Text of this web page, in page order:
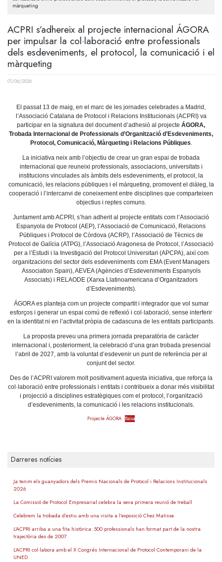
màrqueting
ACPRI s’adhereix al projecte internacional ÁGORA
per impulsar la col·laboració entre professionals
dels esdeveniments, el protocol, la comunicació i el
màrqueting
01/06/2026
El passat 13 de maig, en el marc de les jornades celebrades a Madrid,
l’Associació Catalana de Protocol i Relacions Institucionals (ACPRI) va
participar en la signatura del document d’adhesió al projecte ÁGORA,
Trobada Internacional de Professionals d’Organització d’Esdeveniments,
Protocol, Comunicació, Màrqueting i Relacions Públiques.
La iniciativa neix amb l’objectiu de crear un gran espai de trobada
internacional que reuneixi professionals, associacions, universitats i
institucions vinculades als àmbits dels esdeveniments, el protocol, la
comunicació, les relacions públiques i el màrqueting, promovent el diàleg, la
cooperació i l’intercanvi de coneixement entre disciplines que comparteixen
objectius i reptes comuns.
Juntament amb ACPRI, s’han adherit al projecte entitats com l’Associació
Espanyola de Protocol (AEP), l’Associació de Comunicació, Relacions
Públiques i Protocol de Còrdova (ACRP), l’Associació de Tècnics de
Protocol de Galícia (ATPG), l’Associació Aragonesa de Protocol, l’Associació
per a l’Estudi i la Investigació del Protocol Universitari (APCPA), així com
organitzacions del sector dels esdeveniments com EMA (Event Managers
Association Spain), AEVEA (Agències d’Esdeveniments Espanyols
Associats) i RELAODE (Xarxa Llatinoamericana d’Organitzadors
d’Esdeveniments).
ÁGORA es planteja com un projecte compartit i integrador que vol sumar
esforços i generar un espai comú de reflexió i col·laboració, sense interferir
en la identitat ni en l’activitat pròpia de cadascuna de les entitats participants.
La proposta preveu una primera jornada preparatòria de caràcter
internacional i, posteriorment, la celebració d’una gran trobada presencial
l’abril de 2027, amb la voluntat d’esdevenir un punt de referència per al
conjunt del sector.
Des de l’ACPRI valorem molt positivament aquesta iniciativa, que reforça la
col·laboració entre professionals i entitats i contribueix a donar més visibilitat
i projecció a disciplines estratègiques com el protocol, l’organització
d’esdeveniments, la comunicació i les relacions institucionals.
Projecte ÁGORA Baixa
Darreres notícies
Ja tenim els guanyadors dels Premis Nacionals de Protocol i Relacions Institucionals
2026
La Comissió de Protocol Empresarial celebra la seva primera reunió de treball
Celebrem la trobada d’estiu amb una visita a l’exposició Chez Matisse
L’ACPRI arriba a una fita històrica: 500 professionals han format part de la nostra
trajectòria des de 2007
L’ACPRI col·labora amb el X Congrés Internacional de Protocol Contemporani de la
UNED